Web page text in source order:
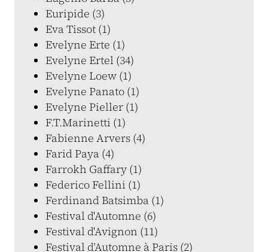
Euripide (3)
Eva Tissot (1)
Evelyne Erte (1)
Evelyne Ertel (34)
Evelyne Loew (1)
Evelyne Panato (1)
Evelyne Pieller (1)
F.T.Marinetti (1)
Fabienne Arvers (4)
Farid Paya (4)
Farrokh Gaffary (1)
Federico Fellini (1)
Ferdinand Batsimba (1)
Festival d'Automne (6)
Festival d'Avignon (11)
Festival d’Automne à Paris (2)